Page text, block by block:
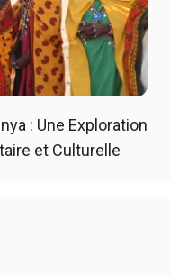
: Une Exploration
et Culturelle